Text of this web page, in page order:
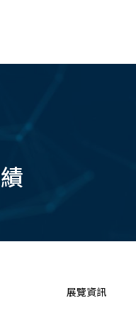
展覽資訊